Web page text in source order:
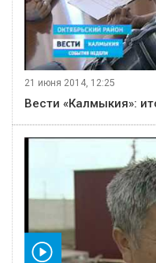
21 июня 2014, 12:25
Вести «Калмыкия»: